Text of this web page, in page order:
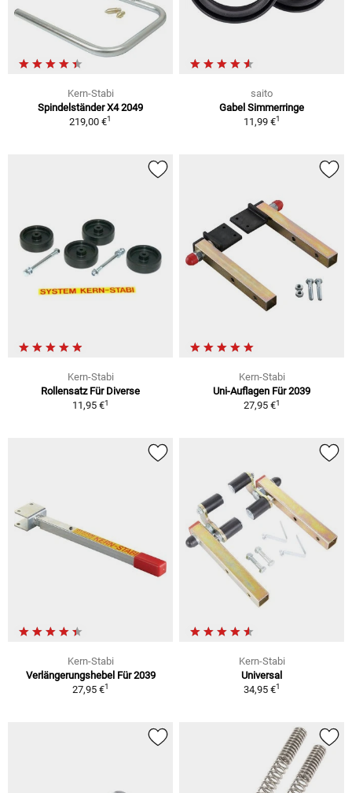
Kern-Stabi
Spindelständer X4 2049
219,00 €1
saito
Gabel Simmerringe
11,99 €1
Kern-Stabi
Rollensatz Für Diverse
11,95 €1
Kern-Stabi
Uni-Auflagen Für 2039
27,95 €1
Kern-Stabi
Verlängerungshebel Für 2039
27,95 €1
Kern-Stabi
Universal
34,95 €1